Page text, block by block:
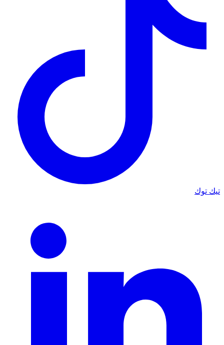
تيك توك